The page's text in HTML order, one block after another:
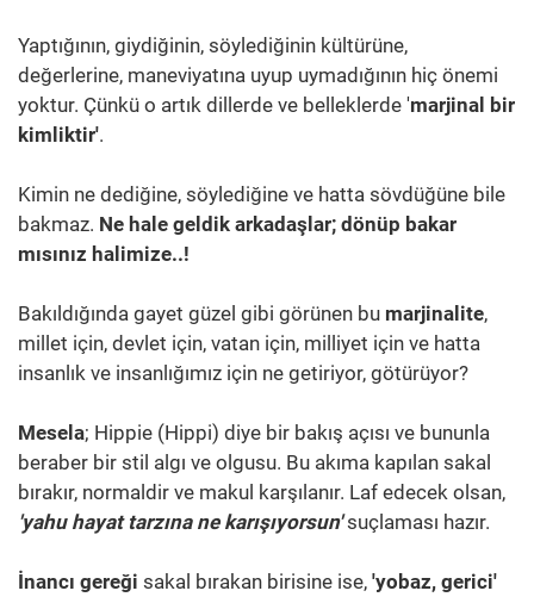
Yaptığının, giydiğinin, söylediğinin kültürüne,
değerlerine, maneviyatına uyup uymadığının hiç önemi
yoktur. Çünkü o artık dillerde ve belleklerde 'marjinal bir
kimliktir'.
Kimin ne dediğine, söylediğine ve hatta sövdüğüne bile
bakmaz. Ne hale geldik arkadaşlar; dönüp bakar
mısınız halimize..!
Bakıldığında gayet güzel gibi görünen bu marjinalite,
millet için, devlet için, vatan için, milliyet için ve hatta
insanlık ve insanlığımız için ne getiriyor, götürüyor?
Mesela; Hippie (Hippi) diye bir bakış açısı ve bununla
beraber bir stil algı ve olgusu. Bu akıma kapılan sakal
bırakır, normaldir ve makul karşılanır. Laf edecek olsan,
'yahu hayat tarzına ne karışıyorsun'suçlaması hazır.
İnancı gereği sakal bırakan birisine ise, 'yobaz, gerici'